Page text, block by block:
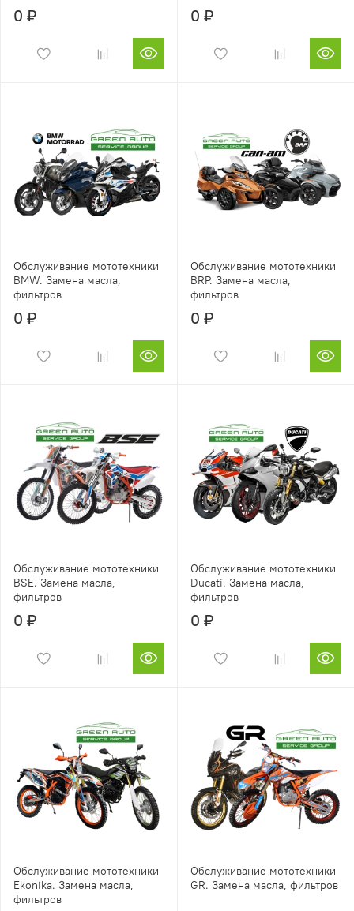
0 ₽ 0 ₽
Обслуживание мототехники
BMW. Замена масла,
фильтров
0 ₽
Обслуживание мототехники
BRP. Замена масла,
фильтров
0 ₽
Обслуживание мототехники
BSE. Замена масла,
фильтров
0 ₽
Обслуживание мототехники
Ducati. Замена масла,
фильтров
0 ₽
Обслуживание мототехники
Ekonika. Замена масла,
фильтров
Обслуживание мототехники
GR. Замена масла, фильтров